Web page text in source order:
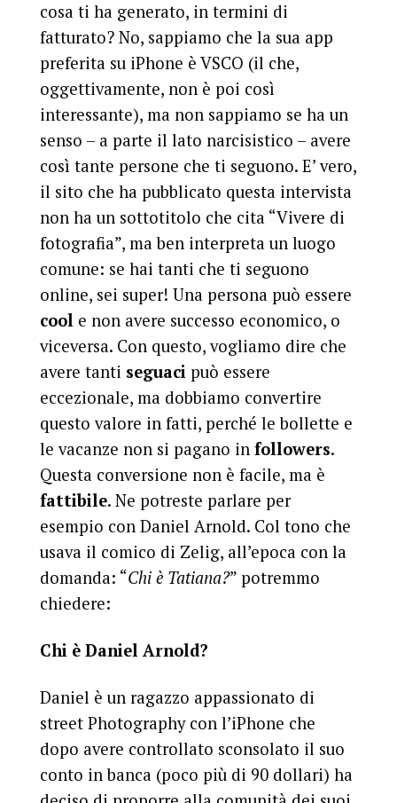
cosa ti ha generato, in termini di
fatturato? No, sappiamo che la sua app
preferita su iPhone è VSCO (il che,
oggettivamente, non è poi così
interessante), ma non sappiamo se ha un
senso – a parte il lato narcisistico – avere
così tante persone che ti seguono. E’ vero,
il sito che ha pubblicato questa intervista
non ha un sottotitolo che cita “Vivere di
fotografia”, ma ben interpreta un luogo
comune: se hai tanti che ti seguono
online, sei super! Una persona può essere
cool e non avere successo economico, o
viceversa. Con questo, vogliamo dire che
avere tanti seguacipuò essere
eccezionale, ma dobbiamo convertire
questo valore in fatti, perché le bollette e
le vacanze non si pagano in followers.
Questa conversione non è facile, ma è
fattibile. Ne potreste parlare per
esempio con Daniel Arnold. Col tono che
usava il comico di Zelig, all’epoca con la
domanda: “Chi è Tatiana?” potremmo
chiedere:
Chi è Daniel Arnold?
Daniel è un ragazzo appassionato di
street Photography con l’iPhone che
dopo avere controllato sconsolato il suo
conto in banca (poco più di 90 dollari) ha